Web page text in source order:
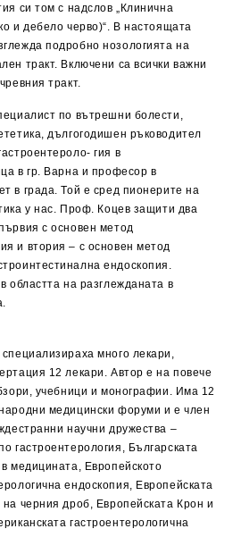
си том с надслов „Клинична
и дебело черво)“. В настоящата
подробно нозологията на
тракт. Включени са всички важни
тракт.
по вътрешни болести,
дългогодишен ръководител
гия в
в гр. Варна и професор в
в града. Той е сред пионерите на
у нас. Проф. Коцев защити два
с основен метод
и втория – с основен метод
ендоскопия.
областта на разглежданата в
много лекари,
12 лекари. Автор е на повече
учебници и монографии. Има 12
медицински форуми и е член
научни дружества –
гастроентерология, Българската
медицината, Европейското
ендоскопия, Европейската
черния дроб, Европейската Крон и
гастроентерологична